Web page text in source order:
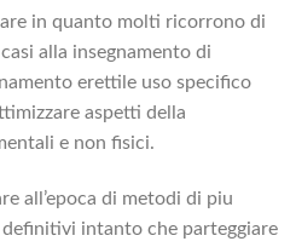
in quanto molti ricorrono di
alla insegnamento di
erettile uso specifico
aspetti della
e non fisici.
all’epoca di metodi di piu
intanto che parteggiare